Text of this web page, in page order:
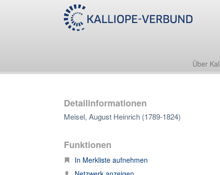
Über
Detailinformationen
Meisel, August Heinrich (1789-1824)
Funktionen
In Merkliste aufnehmen